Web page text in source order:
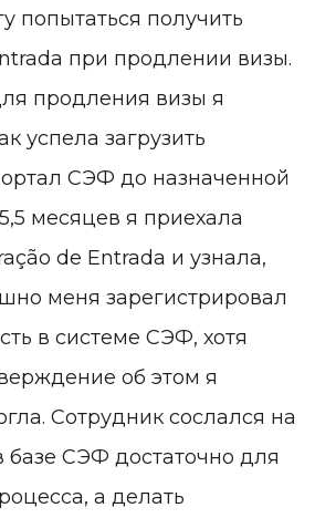
попытаться получить
при продлении визы.
продления визы я
успела загрузить
СЭФ до назначенной
месяцев я приехала
de Entrada и узнала,
меня зарегистрировал
в системе СЭФ, хотя
об этом я
Сотрудник сослался на
базе СЭФ достаточно для
а делать